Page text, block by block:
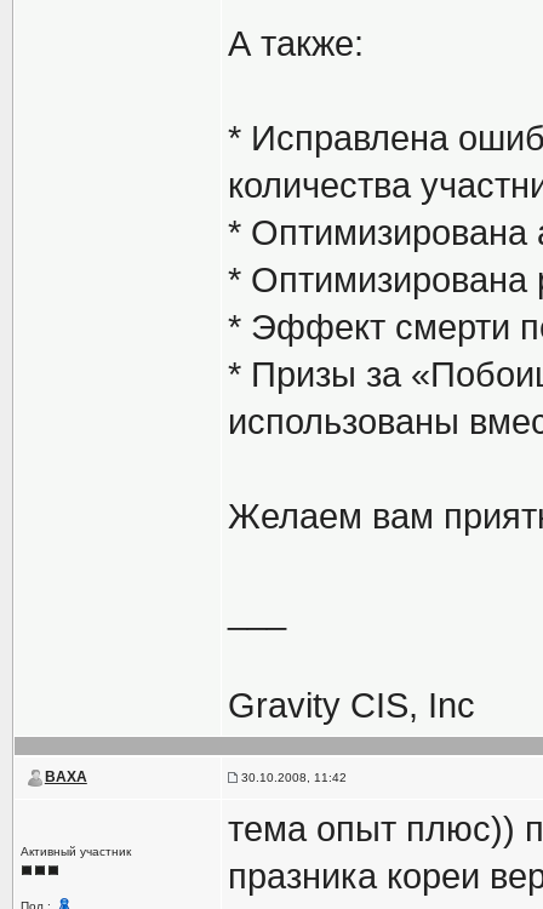
А также:
* Исправлена
количества
* Оптимизирована
* Оптимизирована
* Эффект смерти
* Призы за
использованы
Желаем вам
Gravity CIS, Inc
BAXA 30.10.2008, 11:42
Активный участник
Пол :
тема опыт плюс))
празника кореи